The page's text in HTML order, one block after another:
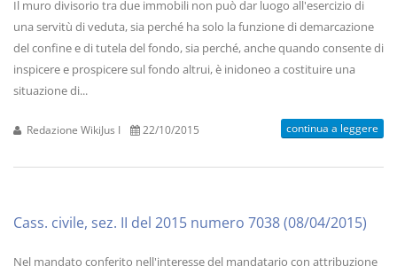
Il muro divisorio tra due immobili non può dar luogo all'esercizio di
una servitù di veduta, sia perché ha solo la funzione di demarcazione
del confine e di tutela del fondo, sia perché, anche quando consente di
inspicere e prospicere sul fondo altrui, è inidoneo a costituire una
situazione di...
Redazione WikiJus I 22/10/2015 continua a leggere
Cass. civile, sez. II del 2015 numero 7038 (08/04/2015)
Nel mandato conferito nell'interesse del mandatario con attribuzione